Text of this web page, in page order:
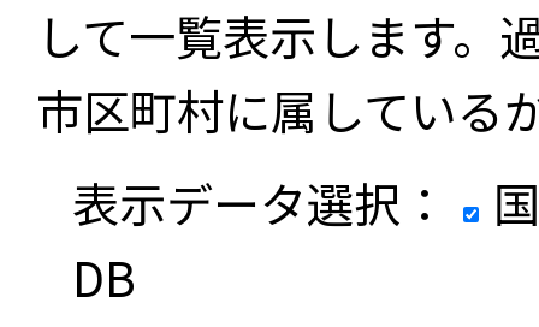
して一覧表示します。
市区町村に属している
表示データ選択：
DB